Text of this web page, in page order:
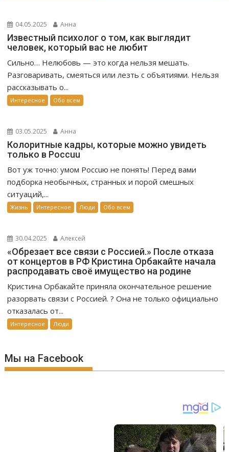
04.05.2025 Анна
Известный психолог о том, как выглядит
человек, который вас не любит
Сильно… Нелюбовь — это когда нельзя мешать.
Разговаривать, смеяться или лезть с объятиями. Нельзя
рассказывать о...
Интересное Обо всем
03.05.2025 Анна
Колоритные кадры, которые можно увидеть
только в Россuu
Вот уж точно: умом Россuю не понять! Перед вами
подборка необычных, странных и порой смешных
ситуаций,...
Жизнь Интересное Люди Обо всем
30.04.2025 Алексей
«Обрезает все связи с Россией.» После отказа
от концертов в РФ Кристина Орбакайте начала
распродавать своё имущество на родине
Кристина Орбакайте приняла окончательное решение
разорвать связи с Россией. ? Она не только официально
отказалась от...
Интересное Люди
Мы на Facebook